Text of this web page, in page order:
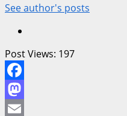
See author's posts
Post Views: 197
Facebook
Mastodon